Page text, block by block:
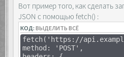
container =
buttons =
span')];
Вот пример того, как сделать
JSON с помощью fetch() :
КОД:ВЫДЕЛИТЬ ВСЁ
fetch('https://
method: 'POST',